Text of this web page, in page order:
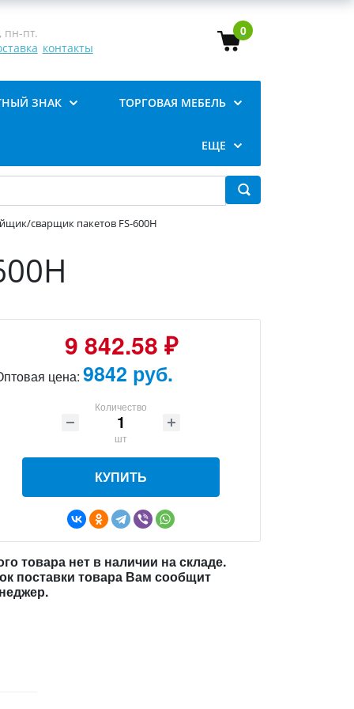
0
пн-пт.
контакты
ЗНАК ТОРГОВАЯ МЕБЕЛЬ
ЕЩЕ
сварщик пакетов FS-600H
9 842.58 ₽
цена: 9842 руб.
Количество
шт
КУПИТЬ
товара нет в наличии на складе.
поставки товара Вам сообщит